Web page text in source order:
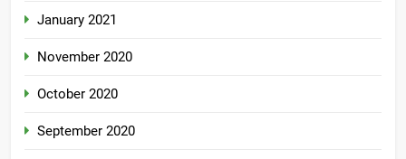
January 2021
November 2020
October 2020
September 2020